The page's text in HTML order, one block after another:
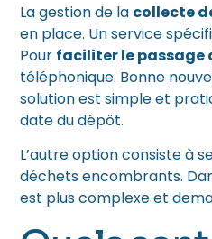
La gestion de la collecte
en place. Un service
Pour faciliter le passage
téléphonique. Bonne
solution est simple et
date du dépôt.
L’autre option consiste à
déchets encombrants.
est plus complexe et